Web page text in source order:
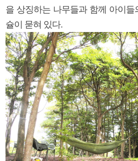
을 상징하는 나무들과 함께 아이
슐이 묻혀 있다.